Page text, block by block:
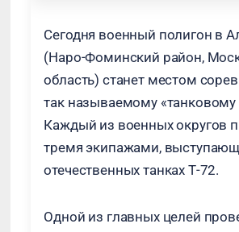
Сегодня военный полигон в
(Наро-Фоминский район,
область) станет местом
так называемому «танковому
Каждый из военных округов
тремя экипажами,
отечественных танках Т-72.
Одной из главных целей